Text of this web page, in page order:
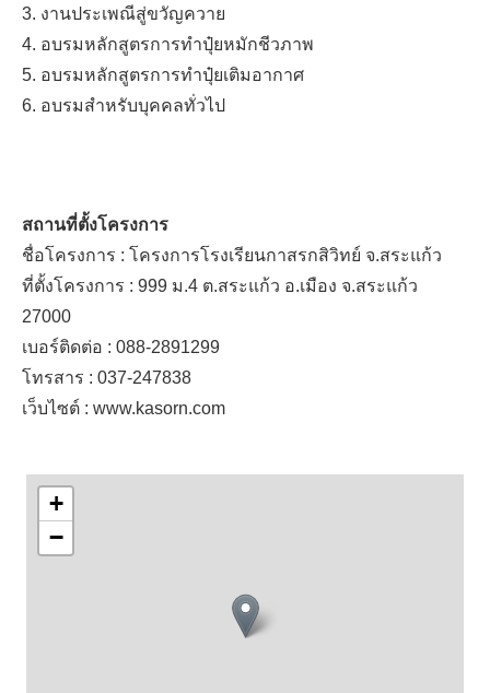
3. งานประเพณีสู่ขวัญควาย
4. อบรมหลักสูตรการทำปุ๋ยหมักชีวภาพ
5. อบรมหลักสูตรการทำปุ๋ยเติมอากาศ
6. อบรมสำหรับบุคคลทั่วไป
สถานที่ตั้งโครงการ
ชื่อโครงการ : โครงการโรงเรียนกาสรกสิวิทย์ จ.สระแก้ว
ที่ตั้งโครงการ : 999 ม.4 ต.สระแก้ว อ.เมือง จ.สระแก้ว
27000
เบอร์ติดต่อ : 088-2891299
โทรสาร : 037-247838
เว็บไซต์ : www.kasorn.com
+
−